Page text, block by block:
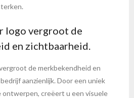
logo vergroot de
en zichtbaarheid.
de merkbekendheid en
aanzienlijk. Door een uniek
ontwerpen, creëert u een visuele